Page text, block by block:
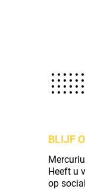
BLIJF
Heeft u
op